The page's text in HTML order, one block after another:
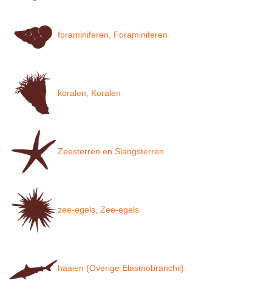
foraminiferen, Foraminiferen
koralen, Koralen
Zeesterren en Slangsterren
zee-egels, Zee-egels
haaien (Overige Elasmobranchii)